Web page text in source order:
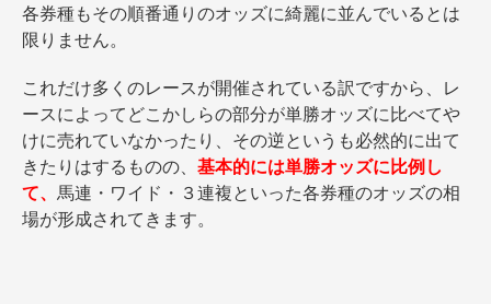
各券種もその順番通りのオッズに綺麗に並んでいるとは
限りません。
これだけ多くのレースが開催されている訳ですから、レ
ースによってどこかしらの部分が単勝オッズに比べてや
けに売れていなかったり、その逆というも必然的に出て
きたりはするものの、 基本的には単勝オッズに比例し
て、 馬連・ワイド・３連複といった各券種のオッズの相
場が形成されてきます。